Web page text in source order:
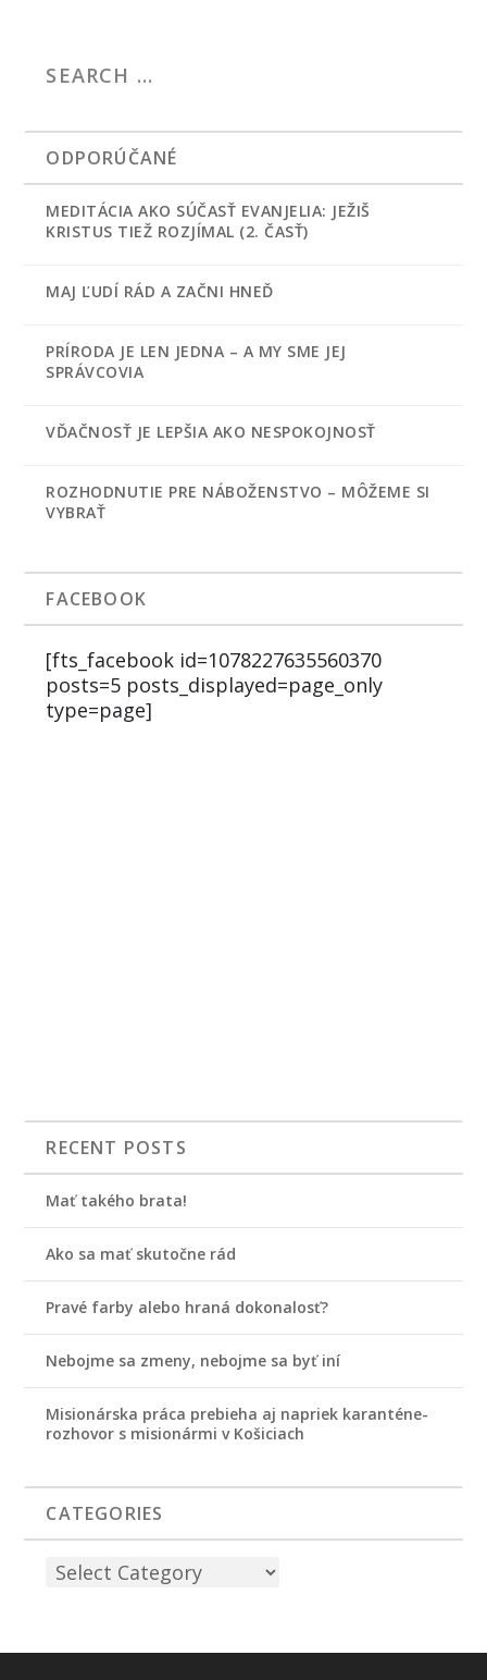
ODPORÚČANÉ
MEDITÁCIA AKO SÚČASŤ EVANJELIA: JEŽIŠ
KRISTUS TIEŽ ROZJÍMAL (2. ČASŤ)
MAJ ĽUDÍ RÁD A ZAČNI HNEĎ
PRÍRODA JE LEN JEDNA – A MY SME JEJ
SPRÁVCOVIA
VĎAČNOSŤ JE LEPŠIA AKO NESPOKOJNOSŤ
ROZHODNUTIE PRE NÁBOŽENSTVO – MÔŽEME SI
VYBRAŤ
FACEBOOK
[fts_facebook id=1078227635560370
posts=5 posts_displayed=page_only
type=page]
RECENT POSTS
Mať takého brata!
Ako sa mať skutočne rád
Pravé farby alebo hraná dokonalosť?
Nebojme sa zmeny, nebojme sa byť iní
Misionárska práca prebieha aj napriek karanténe-
rozhovor s misionármi v Košiciach
CATEGORIES